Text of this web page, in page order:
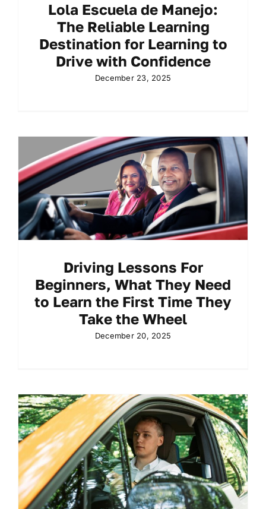
Lola Escuela de Manejo:
The Reliable Learning
Destination for Learning to
Drive with Confidence
December 23, 2025
Driving Lessons For
Beginners, What They Need
to Learn the First Time They
Take the Wheel
December 20, 2025